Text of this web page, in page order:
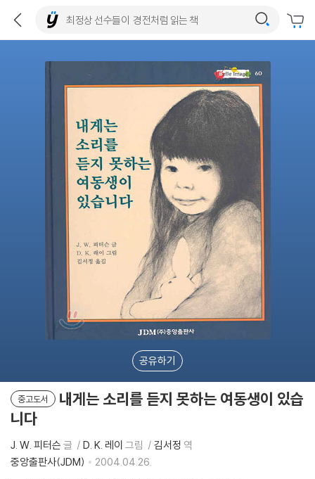
공유하기
중고도서
내게는 소리를 듣지 못하는 여동생이 있습
니다
J. W. 피터슨 글 D. K. 레이 그림 김서정 역
중앙출판사(JDM)
2004.04.26.